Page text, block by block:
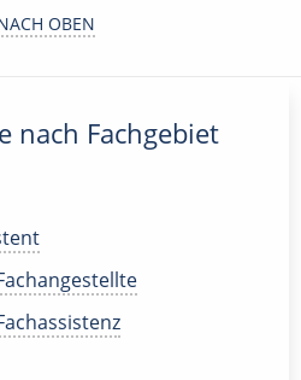
OBEN
nach Fachgebiet